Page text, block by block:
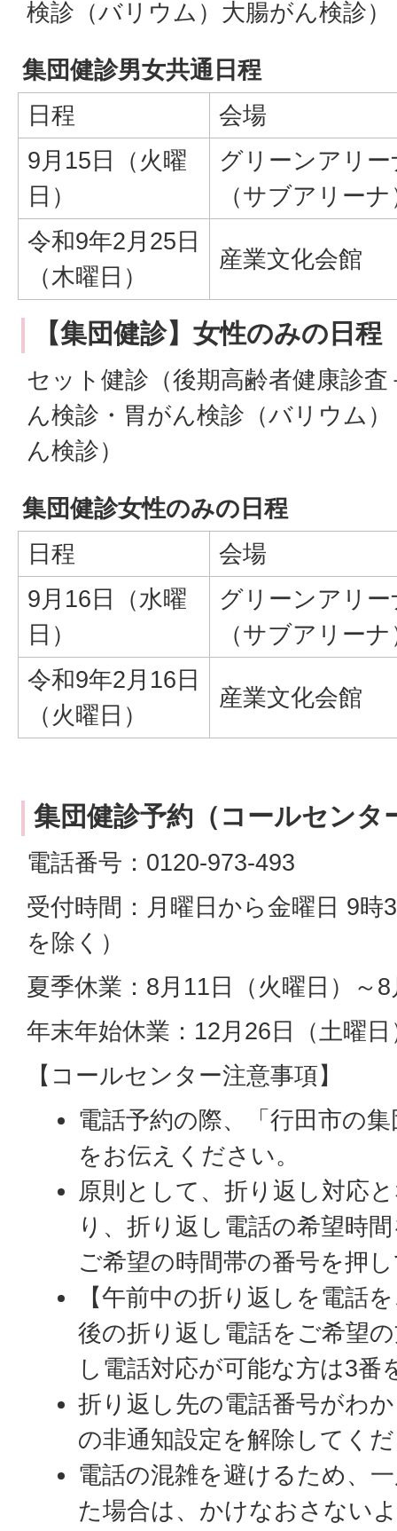
検診（バリウム）大腸がん検診）
集団健診男女共通日程
日程
会場
9月15日（火曜
日）
グリーンアリー
（サブアリー
令和9年2月25日
（木曜日）
産業文化会館
【集団健診】女性のみの日程
セット健診（後期高齢者健康診
ん検診・胃がん検診（バリウム
ん検診）
集団健診女性のみの日程
日程
会場
9月16日（水曜
日）
グリーンアリー
（サブアリー
令和9年2月16日
（火曜日）
産業文化会館
集団健診予約（コールセンタ
電話番号：0120-973-493
受付時間：月曜日から金曜日 9時
を除く）
夏季休業：8月11日（火曜日）～
年末年始休業：12月26日（土曜
【コールセンター注意事項】
電話予約の際、「行田市の
をお伝えください。
原則として、折り返し対応
り、折り返し電話の希望時
ご希望の時間帯の番号を押
【午前中の折り返しを電話
後の折り返し電話をご希望
し電話対応が可能な方は3番
折り返し先の電話番号がわ
の非通知設定を解除してく
電話の混雑を避けるため、
た場合は、かけなおさない